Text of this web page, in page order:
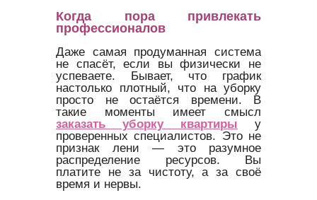
Когда пора привлекать
профессионалов
Даже самая продуманная система
не спасёт, если вы физически не
успеваете. Бывает, что график
настолько плотный, что на уборку
просто не остаётся времени. В
такие моменты имеет смысл
заказать уборку квартиры у
проверенных специалистов. Это не
признак лени — это разумное
распределение ресурсов. Вы
платите не за чистоту, а за своё
время и нервы.